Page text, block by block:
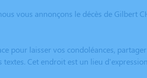
vous annonçons le décès de Gilbert
pour laisser vos condoléances,
textes. Cet endroit est un lieu